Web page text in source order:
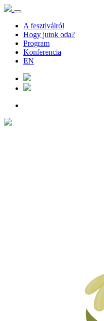
A fesztiválról
Hogy jutok oda?
Program
Konferencia
EN